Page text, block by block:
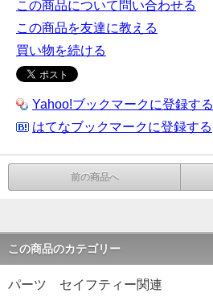
この商品について問い合わせる
この商品を友達に教える
買い物を続ける
Yahoo!ブックマークに登録する
はてなブックマークに登録する
前の商品へ
この商品のカテゴリー
パーツ セイフティー関連